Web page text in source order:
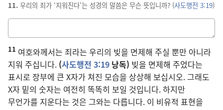
11. 우리의 죄가 ‘지워진다’는 성경의 말씀은 무슨 뜻입니까? (사도행전 3:19)
적는
칸
11 여호와께서는 죄라는 우리의 빚을 면제해 주실 뿐만 아니라
지워 주십니다. (사도행전 3:19 낭독) 빚을 면제해 주었다는
표시로 장부에 큰 X자가 쳐진 모습을 상상해 보십시오. 그래도
X자 밑의 숫자는 여전히 똑똑히 보일 것입니다. 하지만
무언가를 지운다는 것은 그와는 다릅니다. 이 비유적 표현을